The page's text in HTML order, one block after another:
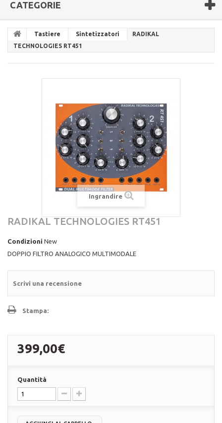
CATEGORIE
Tastiere Sintetizzatori
RADIKAL
TECHNOLOGIES RT451
Ingrandire
RADIKAL TECHNOLOGIES RT451
Condizioni New
DOPPIO FILTRO ANALOGICO MULTIMODALE
Scrivi una recensione
Stampa:
399,00€
Quantità